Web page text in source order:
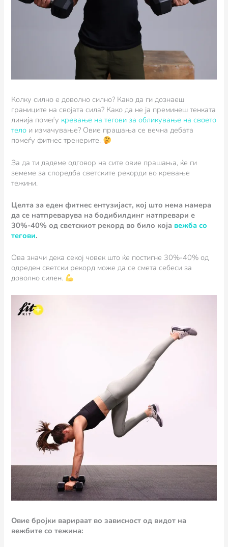
Колку силно е доволно силно? Како да ги дознаеш
границите на својата сила? Како да не ја преминеш тенката
линија помеѓу кревање на тегови за обликување на своето
тело и измачување? Овие прашања се вечна дебата
помеѓу фитнес тренерите.
За да ти дадеме одговор на сите овие прашања, ќе ги
земеме за споредба светските рекорди во кревање
тежини.
Целта за еден фитнес ентузијаст, кој што нема намера
да се натпреварува на бодибилдинг натпревари е
30%-40% од светскиот рекорд во било која вежба со
тегови.
Ова значи дека секој човек што ќе постигне 30%-40% од
одреден светски рекорд може да се смета себеси за
доволно силен.
Овие бројки варираат во зависност од видот на
вежбите со тежина: